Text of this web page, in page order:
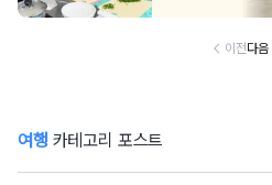
차 운영
이전다음
여행 카테고리 포스트